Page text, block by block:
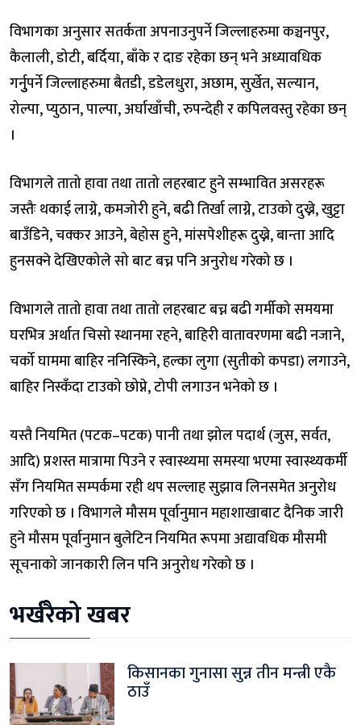
विभागका अनुसार सतर्कता अपनाउनुपर्ने जिल्लाहरुमा कञ्चनपुर,
कैलाली, डोटी, बर्दिया, बाँके र दाङ रहेका छन् भने अध्यावधिक
गर्नुुपर्ने जिल्लाहरुमा बैतडी, डडेलधुरा, अछाम, सुर्खेत, सल्यान,
रोल्पा, प्युठान, पाल्पा, अर्घाखाँची, रुपन्देही र कपिलवस्तु रहेका छन्
।
विभागले तातो हावा तथा तातो लहरबाट हुने सम्भावित असरहरू
जस्तैः थकाई लाग्ने, कमजोरी हुने, बढी तिर्खा लाग्ने, टाउको दुख्ने, खुट्टा
बाउँडिने, चक्कर आउने, बेहोस हुने, मांसपेशीहरू दुख्ने, बान्ता आदि
हुनसक्ने देखिएकोले सो बाट बच्न पनि अनुरोध गरेको छ ।
विभागले तातो हावा तथा तातो लहरबाट बच्न बढी गर्मीको समयमा
घरभित्र अर्थात चिसो स्थानमा रहने, बाहिरी वातावरणमा बढी नजाने,
चर्को घाममा बाहिर ननिस्किने, हल्का लुगा (सुतीको कपडा) लगाउने,
बाहिर निस्कँदा टाउको छोप्ने, टोपी लगाउन भनेको छ ।
यस्तै नियमित (पटक–पटक) पानी तथा झोल पदार्थ (जुस, सर्वत,
आदि) प्रशस्त मात्रामा पिउने र स्वास्थ्यमा समस्या भएमा स्वास्थ्यकर्मी
सँग नियमित सम्पर्कमा रही थप सल्लाह सुझाव लिनसमेत अनुरोध
गरिएको छ । विभागले मौसम पूर्वानुमान महाशाखाबाट दैनिक जारी
हुने मौसम पूर्वानुमान बुलेटिन नियमित रूपमा अद्यावधिक मौसमी
सूचनाको जानकारी लिन पनि अनुरोध गरेको छ ।
भर्खरैको खबर
किसानका गुनासा सुन्न तीन मन्त्री एकै
ठाउँ